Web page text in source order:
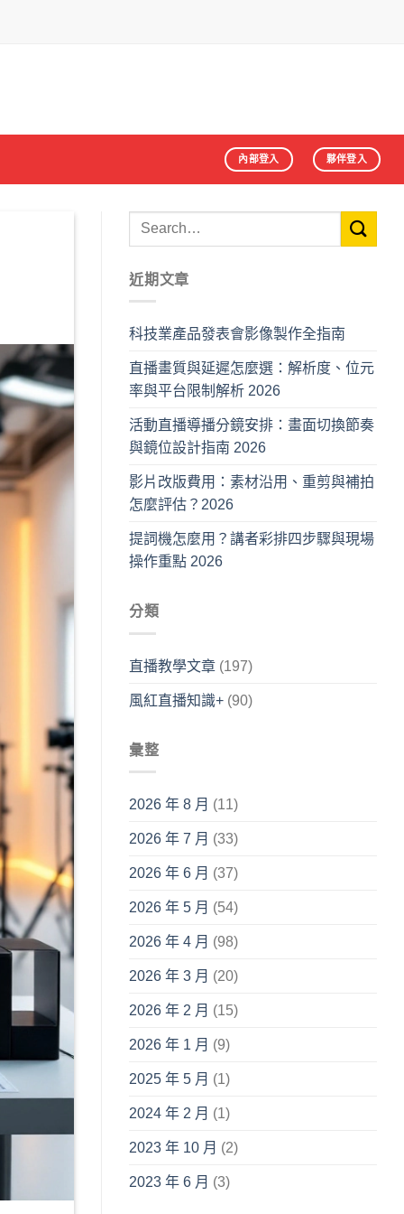
內部登入 夥伴登入
近期文章
科技業產品發表會影像製作全指南
直播畫質與延遲怎麼選：解析度、位元
率與平台限制解析 2026
活動直播導播分鏡安排：畫面切換節奏
與鏡位設計指南 2026
影片改版費用：素材沿用、重剪與補拍
怎麼評估？2026
提詞機怎麼用？講者彩排四步驟與現場
操作重點 2026
分類
直播教學文章 (197)
風紅直播知識+ (90)
彙整
2026 年 8 月 (11)
2026 年 7 月 (33)
2026 年 6 月 (37)
2026 年 5 月 (54)
2026 年 4 月 (98)
2026 年 3 月 (20)
2026 年 2 月 (15)
2026 年 1 月 (9)
2025 年 5 月 (1)
2024 年 2 月 (1)
2023 年 10 月 (2)
2023 年 6 月 (3)